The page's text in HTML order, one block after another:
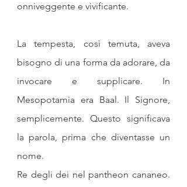
onniveggente e vivificante.
La tempesta, così temuta, aveva
bisogno di una forma da adorare, da
invocare e supplicare. In
Mesopotamia era Baal. Il Signore,
semplicemente. Questo significava
la parola, prima che diventasse un
nome.
Re degli dei nel pantheon cananeo.